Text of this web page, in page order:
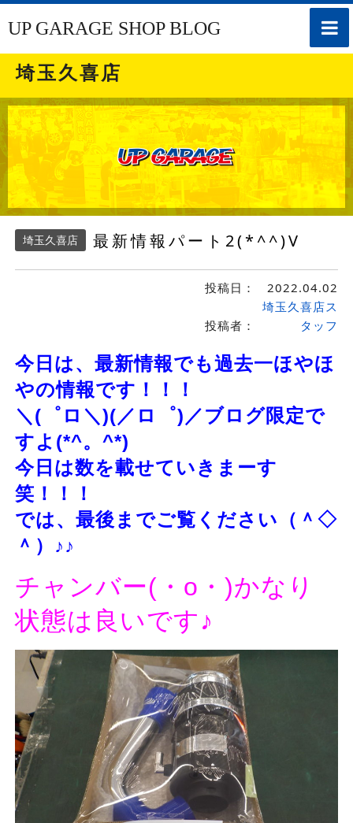
toggle
UP GARAGE SHOP BLOG
埼玉久喜店
埼玉久喜店 最新情報パート2(*^^)V
投稿日： 2022.04.02
投稿者：
埼玉久喜店ス
タッフ
今日は、最新情報でも過去一ほやほ
やの情報です！！！
＼(゜ロ＼)(／ロ゜)／ブログ限定で
すよ(*^。^*)
今日は数を載せていきまーす
笑！！！
では、最後までご覧ください（＾◇
＾）♪♪
チャンバー(・o・)かなり
状態は良いです♪